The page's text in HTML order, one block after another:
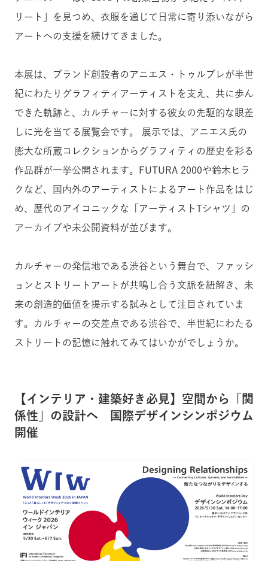
リート」を見つめ、衣服を通じて日常に寄り添いながら
アートへの支援を続けてきました。
本展は、ブランド創設者のアニエス・トゥルブレが半世
紀にわたりグラフィティアーティストを支え、共に歩ん
できた軌跡と、カルチャーに対する彼女の先駆的な眼差
しに光を当てる展覧会です。 展示では、アニエス氏の
膨大な所蔵コレクションからグラフィティの歴史を彩る
作品群が一挙公開されます。FUTURA 2000や鈴木ヒラ
クなど、国内外のアーティストによるアート作品をはじ
め、歴代のアイコニックな「アーティストTシャツ」の
アーカイブや未公開資料が並びます。
カルチャーの発信地である渋谷という舞台で、ファッシ
ョンとストリートアートが共鳴し合う文脈を紐解き、未
来の創造的価値を提示する試みとして注目されていま
す。カルチャーの交差点である渋谷で、半世紀にわたる
ストリートの記憶に触れてみてはいかがでしょうか。
【インテリア・建築好き必見】空間から「関
係性」の設計へ 国際デザインシンポジウム
開催